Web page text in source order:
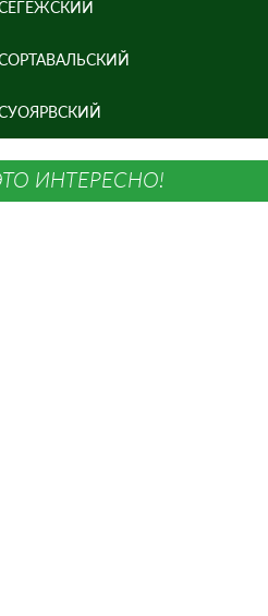
ИНТЕРЕСНО!